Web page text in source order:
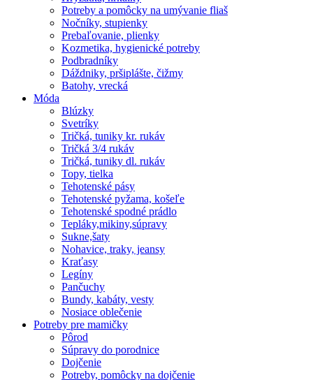
Potreby a pomôcky na umývanie fliaš
Nočníky, stupienky
Prebaľovanie, plienky
Kozmetika, hygienické potreby
Podbradníky
Dáždniky, pršiplášte, čižmy
Batohy, vrecká
Móda
Blúzky
Svetríky
Tričká, tuniky kr. rukáv
Tričká 3/4 rukáv
Tričká, tuniky dl. rukáv
Topy, tielka
Tehotenské pásy
Tehotenské pyžama, košeľe
Tehotenské spodné prádlo
Tepláky,mikiny,súpravy
Sukne,šaty
Nohavice, traky, jeansy
Kraťasy
Legíny
Pančuchy
Bundy, kabáty, vesty
Nosiace oblečenie
Potreby pre mamičky
Pôrod
Súpravy do porodnice
Dojčenie
Potreby, pomôcky na dojčenie